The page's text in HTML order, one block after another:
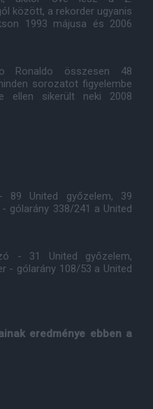
között, a rekorder ugyanis
1993 májusa és 2006
Ronaldo összesen 48
sorozatot figyelembe
ellen sikerült neki 2008
89 United győzelem, 39
gólarány 338/241 a United
- 31 United győzelem,
- gólarány 108/53 a United
eredménye ebben a